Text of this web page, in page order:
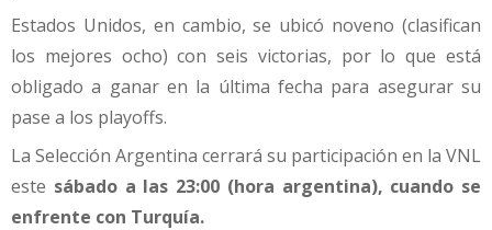
Estados Unidos, en cambio, se ubicó noveno (clasifican
los mejores ocho) con seis victorias, por lo que está
obligado a ganar en la última fecha para asegurar su
pase a los playoffs.
La Selección Argentina cerrará su participación en la VNL
este sábado a las 23:00 (hora argentina), cuando se
enfrente con Turquía.